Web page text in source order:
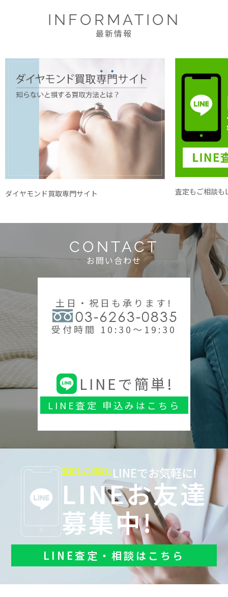
INFORMATION
最新情報
ダイヤモンド買取専門サイト 査定もご相談も
CONTACT
お問い合わせ
土日・祝日も承ります!
03-6263-0835
受付時間 10:30～19:30
LINEで簡単!
LINE査定 申込みはこちら
査定もご相談も LINEでお気軽に!
LINEお友達
募集中!
LINE査定・相談はこちら